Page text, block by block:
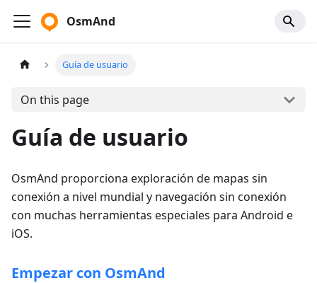
OsmAnd
Guía de usuario
On this page
Guía de usuario
OsmAnd proporciona exploración de mapas sin
conexión a nivel mundial y navegación sin conexión
con muchas herramientas especiales para Android e
iOS.
Empezar con OsmAnd